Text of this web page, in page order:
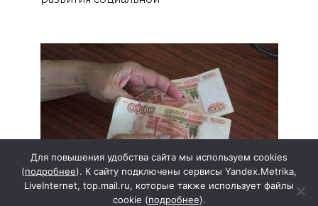
Для повышения удобства сайта мы используем cookies
(подробнее). К сайту подключены сервисы Yandex.Metrika,
LiveInternet, top.mail.ru, которые также использует файлы
cookie (подробнее).